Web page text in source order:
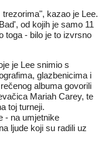
kazao je Lee.
od kojih je samo 11
toga - bilo je to izvrsno
je Lee snimio s
glazbenicima i
albuma govorili
Mariah Carey, te
toj turneji.
- na umjetnike
ljude koji su radili uz